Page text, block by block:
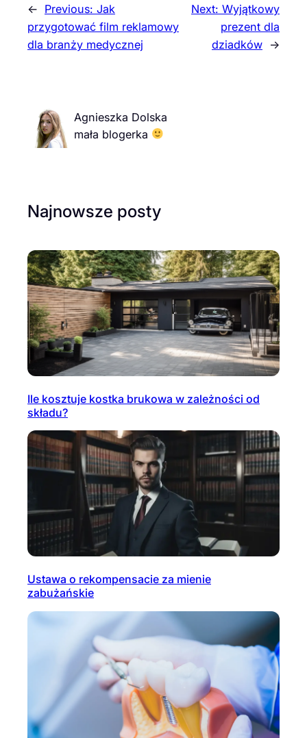
← Previous: Jak
przygotować film reklamowy
dla branży medycznej
Next: Wyjątkowy
prezent dla
dziadków →
Agnieszka Dolska
mała blogerka
Najnowsze posty
Ile kosztuje kostka brukowa w zależności od
składu?
Ustawa o rekompensacie za mienie
zabużańskie